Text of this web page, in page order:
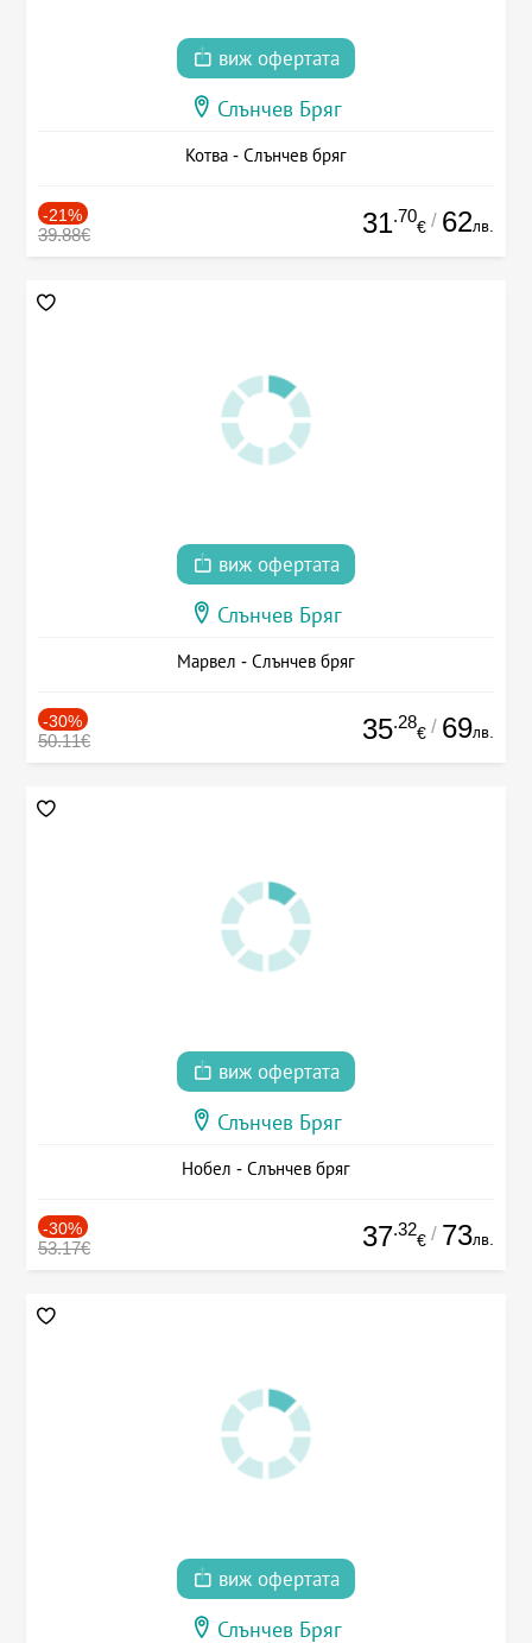
виж офертата
Слънчев Бряг
Котва - Слънчев бряг
-21%
39.88€ 31.70
€ / 62лв.
виж офертата
Слънчев Бряг
Марвел - Слънчев бряг
-30%
50.11€ 35.28
€ / 69лв.
виж офертата
Слънчев Бряг
Нобел - Слънчев бряг
-30%
53.17€ 37.32
€ / 73лв.
виж офертата
Слънчев Бряг